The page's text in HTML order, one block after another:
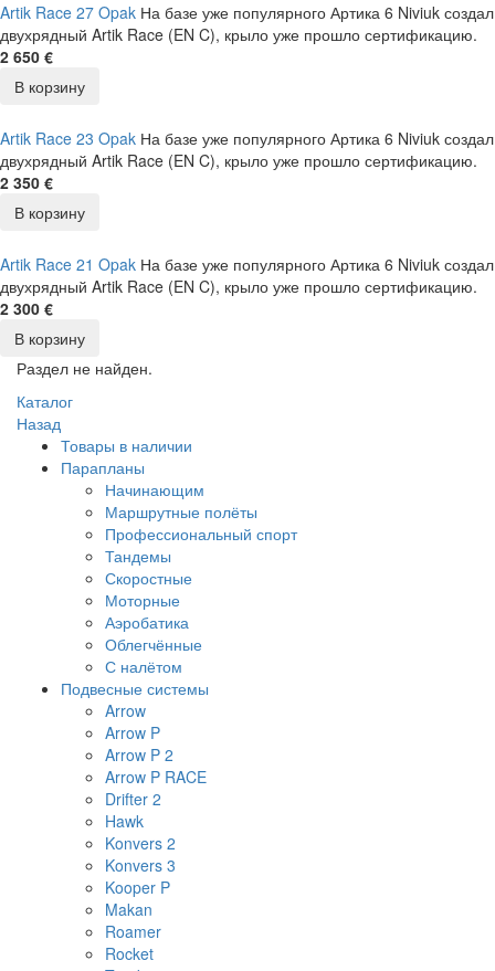
Artik Race 27 Opak На базе уже популярного Артика 6 Niviuk создал
двухрядный Artik Race (EN C), крыло уже прошло сертификацию.
2 650 €
В корзину
Artik Race 23 Opak На базе уже популярного Артика 6 Niviuk создал
двухрядный Artik Race (EN C), крыло уже прошло сертификацию.
2 350 €
В корзину
Artik Race 21 Opak На базе уже популярного Артика 6 Niviuk создал
двухрядный Artik Race (EN C), крыло уже прошло сертификацию.
2 300 €
В корзину
Раздел не найден.
Каталог
Назад
Товары в наличии
Парапланы
Начинающим
Маршрутные полёты
Профессиональный спорт
Тандемы
Скоростные
Моторные
Аэробатика
Облегчённые
С налётом
Подвесные системы
Arrow
Arrow P
Arrow P 2
Arrow P RACE
Drifter 2
Hawk
Konvers 2
Konvers 3
Kooper P
Makan
Roamer
Rocket